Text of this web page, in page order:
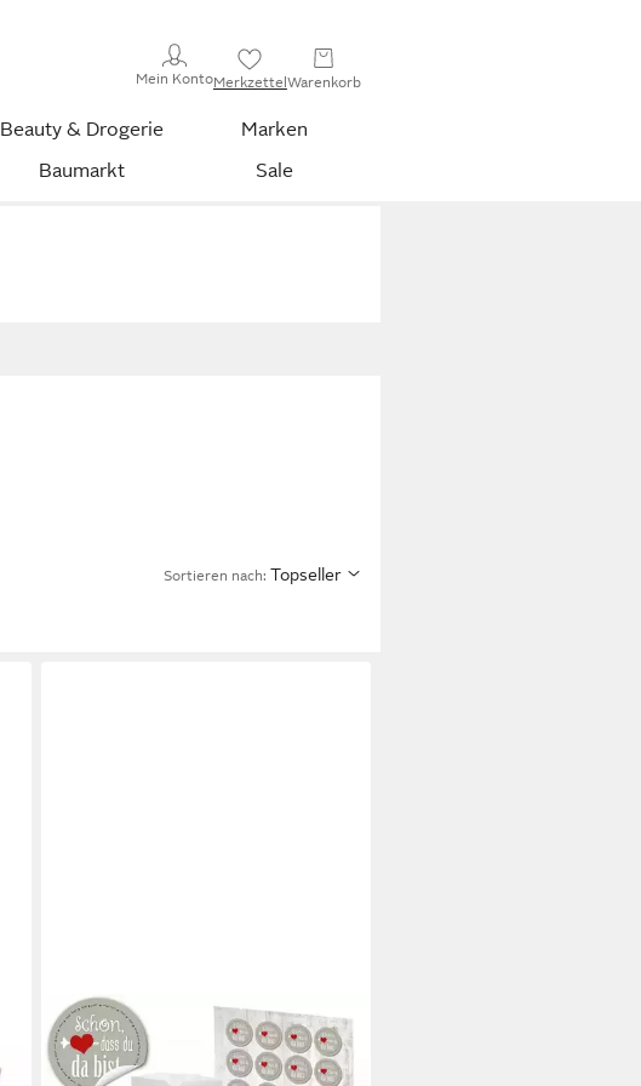
Mein KontoMerkzettelWarenkorb
Beauty & Drogerie
Marken
Baumarkt Sale
Sortieren nach: Topseller
LOGBUCH-VERLAG
Geschenkpapier 24 kleine weiße
Papiertüten mit Boden Papier-Beutel